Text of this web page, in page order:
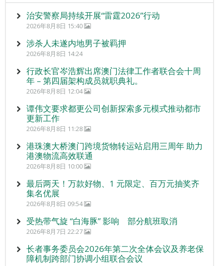
治安警察局持续开展“雷霆2026”行动
2026年8月8日 15:40
涉杀人未遂内地男子被羁押
2026年8月8日 14:24
行政长官岑浩辉出席澳门法律工作者联合会十周
年 – 第四届架构成员就职典礼。
2026年8月8日 12:04
谭伟文要求都更公司创新探索多元模式推动都市
更新工作
2026年8月8日 11:28
港珠澳大桥澳门跨境货物转运站启用三周年 助力
港澳物流高效联通
2026年8月8日 10:00
最后两天！万款好物、1 元限定、百万元抽奖齐
集名优展
2026年8月8日 09:54
受热带气旋 “白海豚” 影响 部分航班取消
2026年8月7日 22:27
长者事务委员会2026年第二次全体会议及养老保
障机制跨部门协调小组联合会议